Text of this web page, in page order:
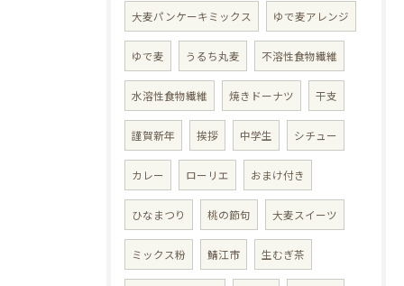
大麦パンケーキミックス ゆで麦アレンジ
ゆで麦 うるち丸麦 不溶性食物繊維
水溶性食物繊維 焼きドーナツ 干支
謹賀新年 挨拶 中学生 シチュー
カレー ローリエ おまけ付き
ひなまつり 桃の節句 大麦スイーツ
ミックス粉 鯖江市 生むぎ茶